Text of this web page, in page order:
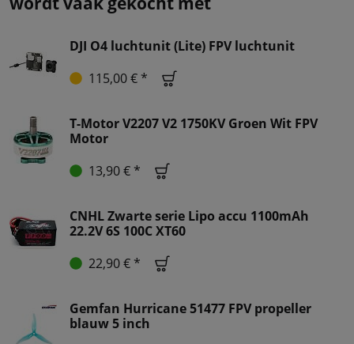
DJI O4 luchtunit (Lite) FPV luchtunit
115,00 € *
T-Motor V2207 V2 1750KV Groen Wit FPV
Motor
13,90 € *
CNHL Zwarte serie Lipo accu 1100mAh
22.2V 6S 100C XT60
22,90 € *
Gemfan Hurricane 51477 FPV propeller
blauw 5 inch